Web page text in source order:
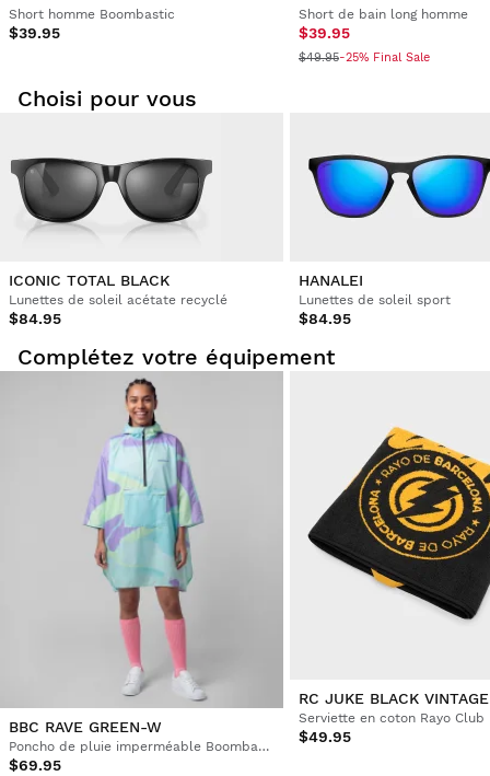
Short homme Boombastic
$39.95
Short de bain long homme
$39.95
$49.95-25% Final Sale
Choisi pour vous
ICONIC TOTAL BLACK
Lunettes de soleil acétate recyclé
$84.95
HANALEI
Lunettes de soleil sport
$84.95
Complétez votre équipement
BBC RAVE GREEN-W
Poncho de pluie imperméable Boombastic
$69.95
RC JUKE BLACK VINTAGE
Serviette en coton Rayo Club
$49.95